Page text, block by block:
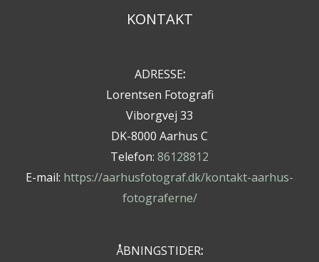
KONTAKT
ADRESSE:
Lorentsen Fotografi
Viborgvej 33
DK-8000 Aarhus C
Telefon: 86128812
E-mail: https://aarhusfotograf.dk/kontakt-aarhus-
fotograferne/
ÅBNINGSTIDER: